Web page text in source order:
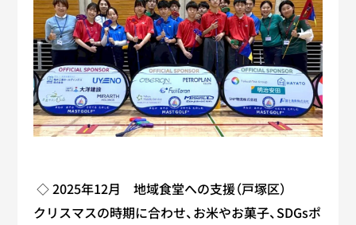
◇ 2025年12月 地域食堂への支援（戸塚区）
クリスマスの時期に合わせ、お米やお菓子、SDGsポ